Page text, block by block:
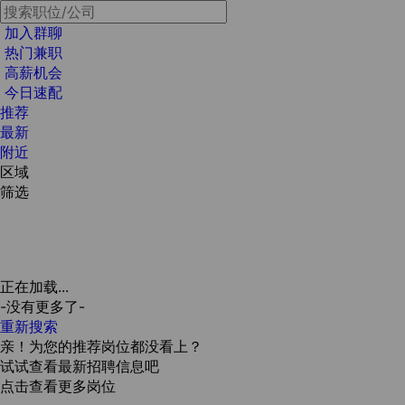
加入群聊
热门兼职
高薪机会
今日速配
推荐
最新
附近
区域
筛选
正在加载...
-没有更多了-
重新搜索
亲！为您的推荐岗位都没看上？
试试查看最新招聘信息吧
点击查看更多岗位